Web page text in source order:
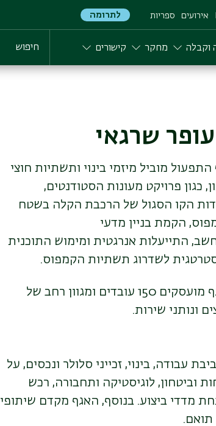
אירועים ספריות לתרומה
וקבלה מחקר קישורים חיפוש
שרגאי
התפעול מוביל מיזמי בינוי ותשתיות חוצי
כגון פרויקט מעונות הסטודנטים,
הקו הסגול של הרכבת הקלה בשטח
הקמת בניין מדעי
התייעלות אנרגטית ומימוש התוכנית
לשדרוג תשתיות הקמפוס.
באגף מועסקים 150 עובדים ומגוון רחב של
ונותני שירות.
עבודה, בינוי, זכייני סלולר ונכסים, על
וביטחון, לוגיסטיקה ותחבורה, רכש
מדדי ביצוע. בנוסף, האגף מקדם שיתופי
תואם.